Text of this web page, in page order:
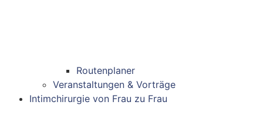
Routenplaner
Veranstaltungen & Vorträge
Intimchirurgie von Frau zu Frau